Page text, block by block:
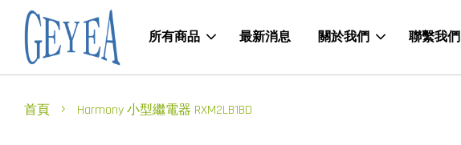
所有商品 最新消息 關於我們 聯繫我們
首頁 › Harmony 小型繼電器 RXM2LB1BD